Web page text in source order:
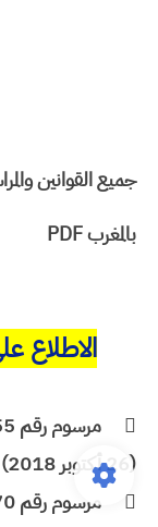
جميع القوانين
بالمغرب PDF
الاطلاع

(26 أكتوبر 2018) يتعلق بالساعة القانونية.
